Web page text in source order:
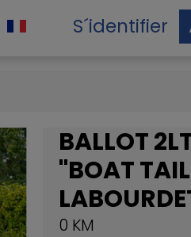
S´identifier
BALLOT
"BOAT
0 KM